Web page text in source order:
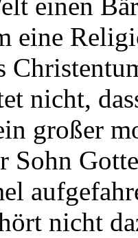
einen
eine
nicht,
großer
Sohn
nicht